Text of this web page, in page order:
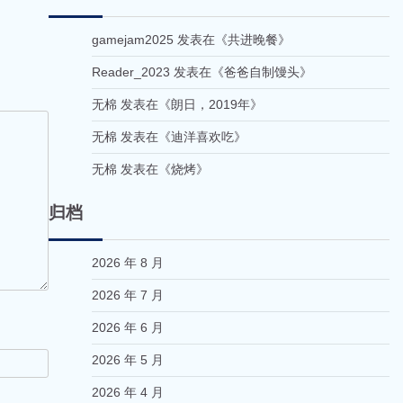
gamejam2025发表在《共进晚餐》
Reader_2023 发表在《爸爸自制馒头》
无棉 发表在《朗日，2019年》
无棉 发表在《迪洋喜欢吃》
无棉 发表在《烧烤》
归档
2026 年 8 月
2026 年 7 月
2026 年 6 月
2026 年 5 月
2026 年 4 月